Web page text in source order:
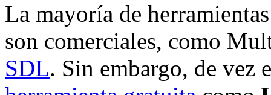
La mayoría de
son comerciales, como
SDL. Sin embargo, de vez